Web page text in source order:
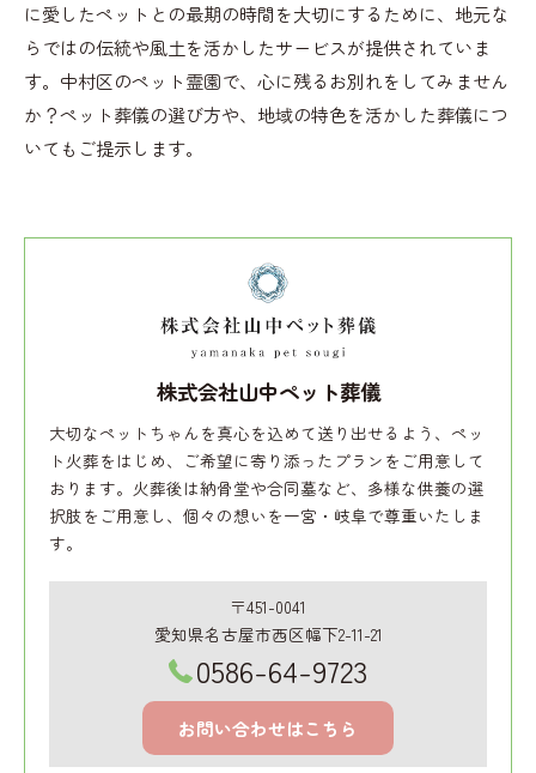
に愛したペットとの最期の時間を大切にするために、地元な
らではの伝統や風土を活かしたサービスが提供されていま
す。中村区のペット霊園で、心に残るお別れをしてみません
か？ペット葬儀の選び方や、地域の特色を活かした葬儀につ
いてもご提示します。
株式会社山中ペット葬儀
大切なペットちゃんを真心を込めて送り出せるよう、ペッ
ト火葬をはじめ、ご希望に寄り添ったプランをご用意して
おります。火葬後は納骨堂や合同墓など、多様な供養の選
択肢をご用意し、個々の想いを一宮・岐阜で尊重いたしま
す。
〒451-0041
愛知県名古屋市西区幅下2-11-21
0586-64-9723
お問い合わせはこちら